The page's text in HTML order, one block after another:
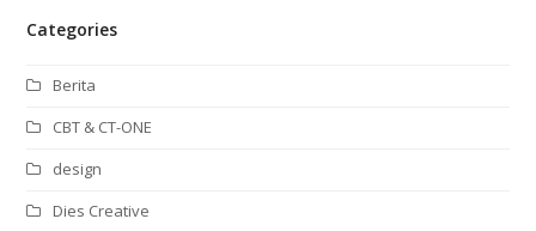
Categories
Berita
CBT & CT-ONE
design
Dies Creative